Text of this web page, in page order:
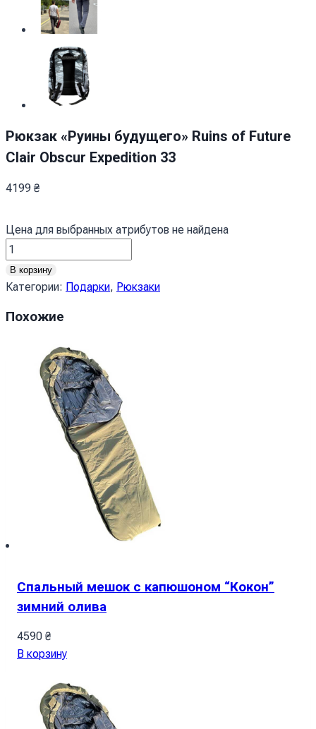
Рюкзак «Руины будущего» Ruins of Future
Clair Obscur Expedition 33
4199 ₴
Цена для выбранных атрибутов не найдена
Количество
товара
Рюкзак
Майбутнього
В корзину
Категории: Подарки, Рюкзаки
Похожие
Спальный мешок с капюшоном “Кокон”
зимний олива
4590 ₴
В корзину